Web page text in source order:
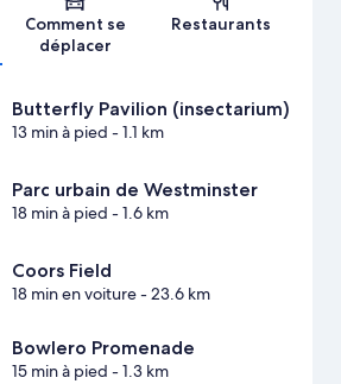
Comment se
déplacer
Restaurants
Butterfly Pavilion (insectarium)
13 min à pied - 1.1 km
Parc urbain de Westminster
18 min à pied - 1.6 km
Coors Field
18 min en voiture- 23.6 km
Bowlero Promenade
15 min à pied - 1.3 km